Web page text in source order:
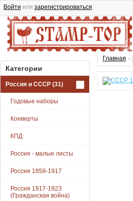
Войти или зарегистрироваться
Категории
Россия и СССР (31)
Годовые наборы
Конверты
КПД
Россия - малые листы
Россия 1858-1917
Россия 1917-1923
(Гражданская война)
Главная »